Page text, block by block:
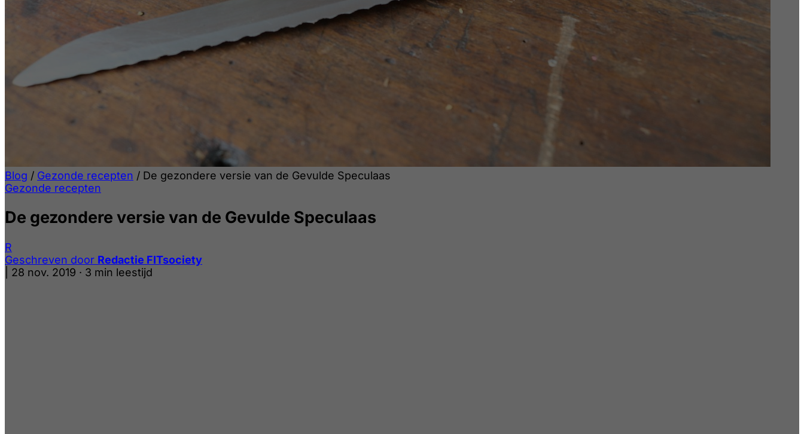
Blog / Gezonde recepten / De gezondere versie van de Gevulde Speculaas
Gezonde recepten
De gezondere versie van de Gevulde Speculaas
R
Geschreven door Redactie FITsociety
28 nov. 2019 · 3 min leestijd